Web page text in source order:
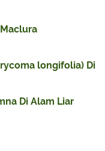
longifolia) Di
Di Alam Liar